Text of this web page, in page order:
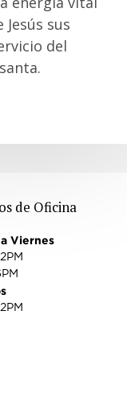
sus
del
de Oficina
Viernes